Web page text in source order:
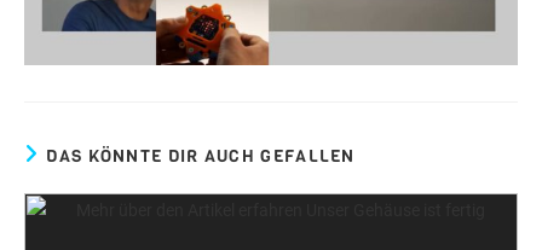
DAS KÖNNTE DIR AUCH GEFALLEN